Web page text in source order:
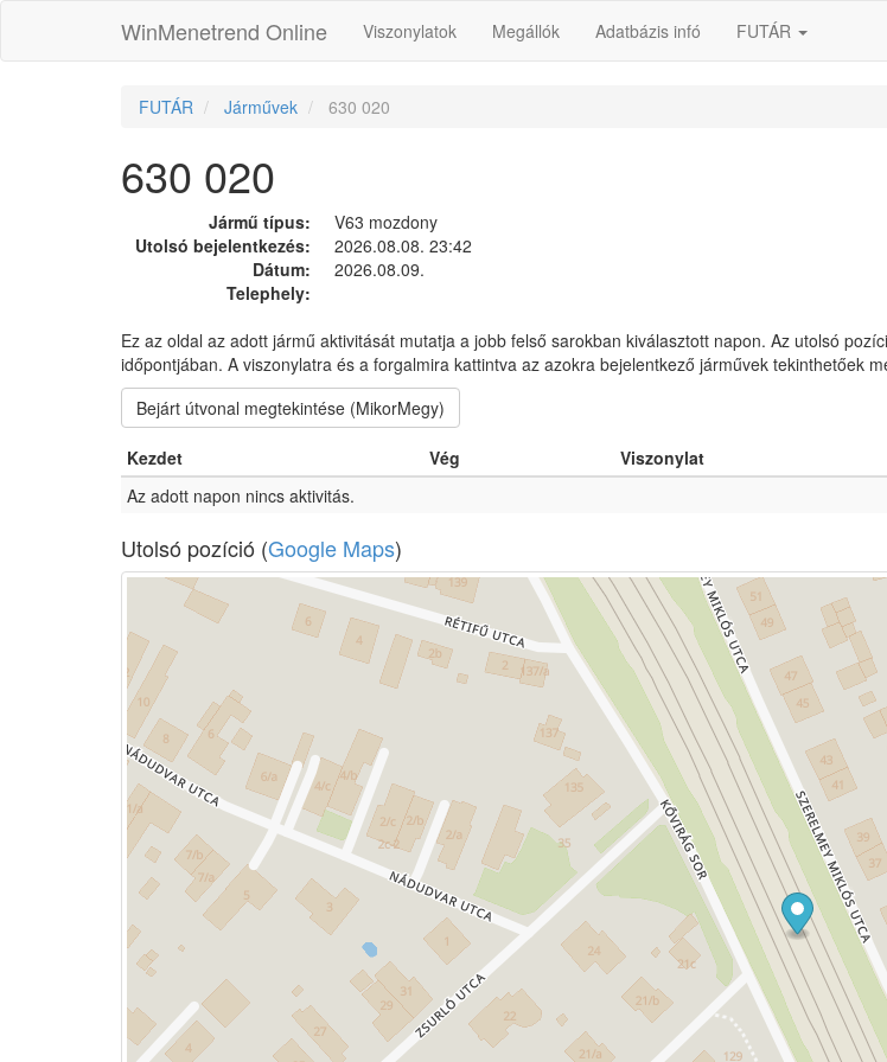
WinMenetrend Online Viszonylatok Megállók Adatbázis infó FUTÁR
FUTÁR Járművek 630 020
630 020
Jármű típus:
V63 mozdony
Utolsó bejelentkezés:
2026.08.08. 23:42
Dátum:
2026.08.09.
Telephely:
Ez az oldal az adott jármű aktivitását mutatja a jobb felső sarokban kiválasztott napon. Az utolsó
időpontjában. A viszonylatra és a forgalmira kattintva az azokra bejelentkező járművek tekinthetőek
Bejárt útvonal megtekintése (MikorMegy)
Kezdet Vég Viszonylat
Az adott napon nincs aktivitás.
Utolsó pozíció (Google Maps)